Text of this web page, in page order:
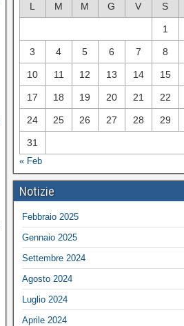
L M M G V S
1
3 4 5 6 7 8
10 11 12 13 14 15
17 18 19 20 21 22
24 25 26 27 28 29
31
« Feb
Notizie
Febbraio 2025
Gennaio 2025
Settembre 2024
Agosto 2024
Luglio 2024
Aprile 2024